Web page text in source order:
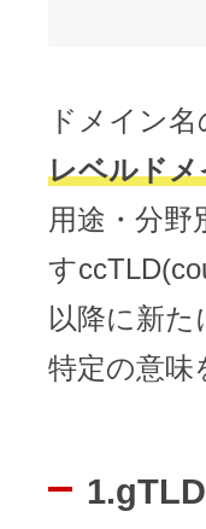
ドメイン名
レベルド
用途・分野
す
以降に新
特定の意味